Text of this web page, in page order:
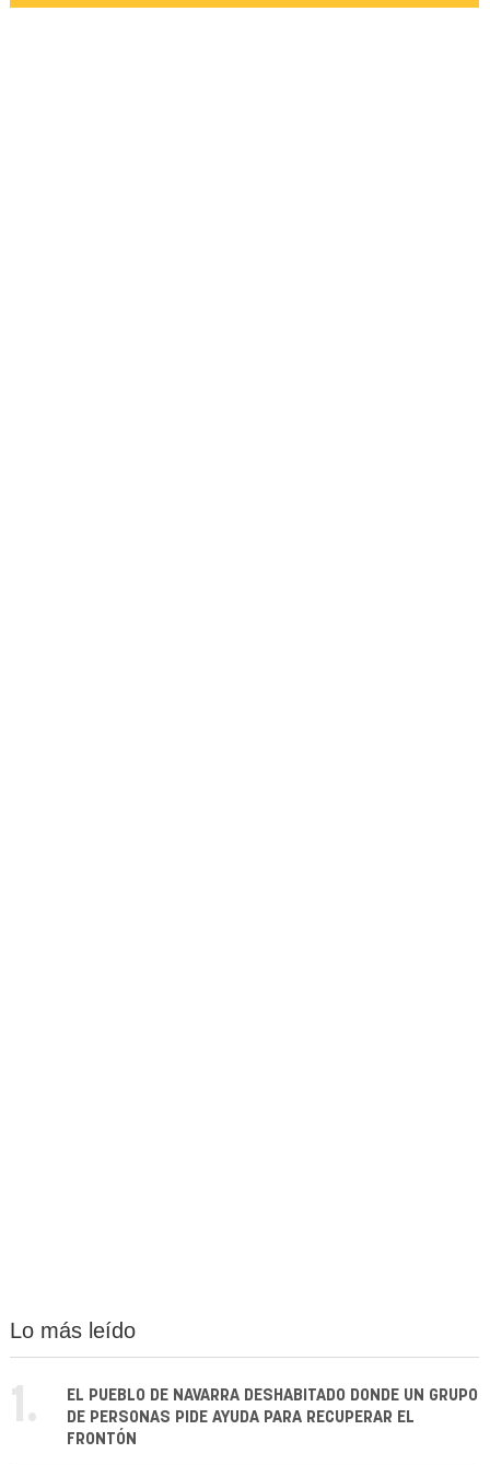
Lo más leído
1.
EL PUEBLO DE NAVARRA DESHABITADO DONDE UN GRUPO
DE PERSONAS PIDE AYUDA PARA RECUPERAR EL
FRONTÓN